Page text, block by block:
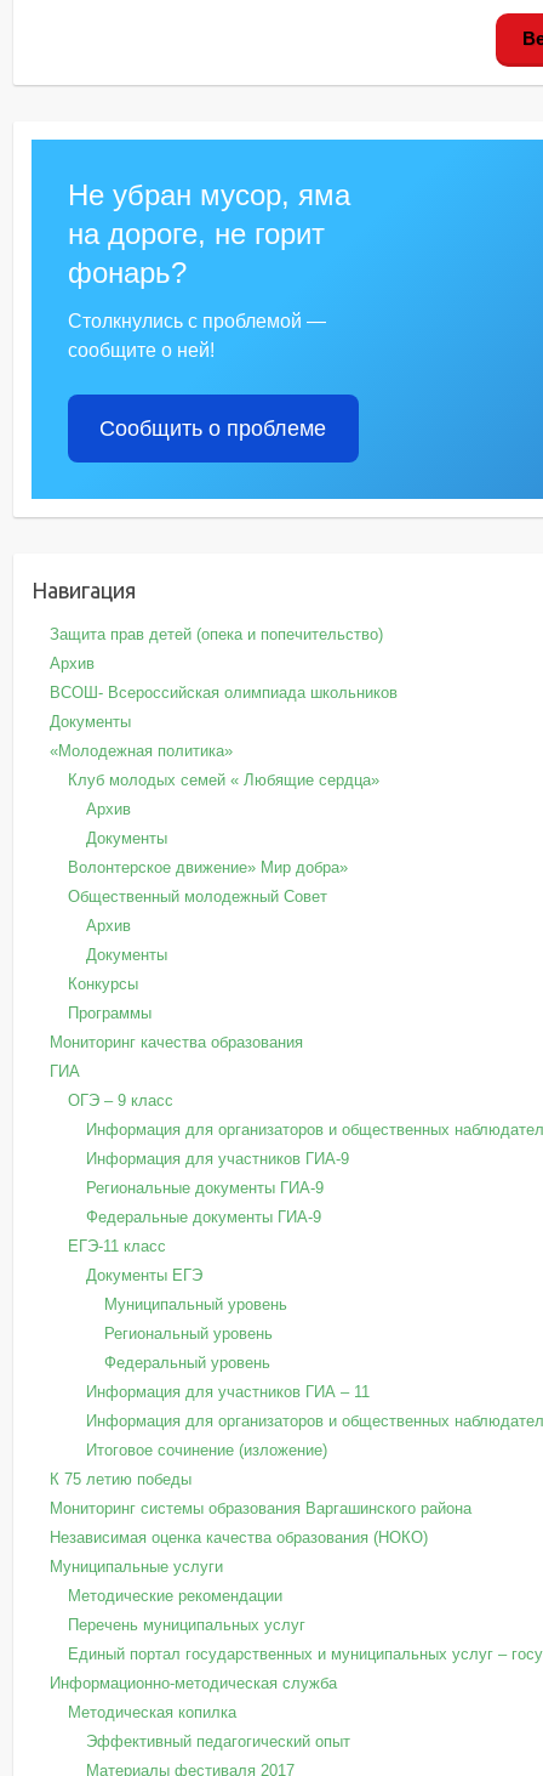
Не убран мусор, яма
на дороге, не горит
фонарь?
Столкнулись с проблемой —
сообщите о ней!
Сообщить о проблеме
Навигация
Защита прав детей (опека и попечительство)
Архив
ВСОШ- Всероссийская олимпиада школьников
Документы
«Молодежная политика»
Клуб молодых семей « Любящие сердца»
Архив
Документы
Волонтерское движение» Мир добра»
Общественный молодежный Совет
Архив
Документы
Конкурсы
Программы
Мониторинг качества образования
ГИА
ОГЭ – 9 класс
Информация для организаторов и общественных
Информация для участников ГИА-9
Региональные документы ГИА-9
Федеральные документы ГИА-9
ЕГЭ-11 класс
Документы ЕГЭ
Муниципальный уровень
Региональный уровень
Федеральный уровень
Информация для участников ГИА – 11
Информация для организаторов и общественных
Итоговое сочинение (изложение)
К 75 летию победы
Мониторинг системы образования Варгашинского района
Независимая оценка качества образования (НОКО)
Муниципальные услуги
Методические рекомендации
Перечень муниципальных услуг
Единый портал государственных и муниципальных услуг –
Информационно-методическая служба
Методическая копилка
Эффективный педагогический опыт
Материалы фестиваля 2017